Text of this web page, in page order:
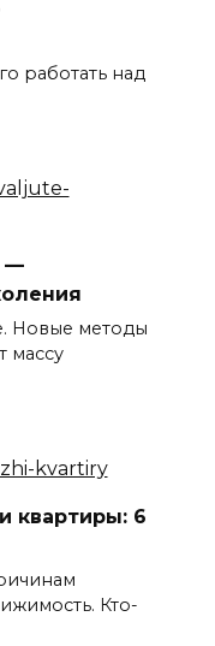
работать над
—
Новые методы
массу
квартиры: 6
Кто-